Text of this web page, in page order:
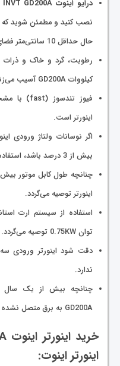
درایو اینوت INVT GD200A توان 0.75 کیلووات
نصب کنید و مطمئن شوید که
حال حداقل 10 سانتی‌متر فضای آزاد در اطراف دستگاه لازم است.
کیلووات GD200A آسیب می‌زند. تمهیدات لازم را بیندیشید.
اینورتر است.
بیش از 3 درصد باشد، استفاده از چوک ورودی ضروری است.
اینورتر توصیه می‌گردد.
توان 0.75KW توصیه می‌گردد.
دقت شود اینورتر ورودی
ندارد.
GD200A به برق متصل نشده است، خازن‌ها باید احیاء گردند.
اینورتر اینوت: